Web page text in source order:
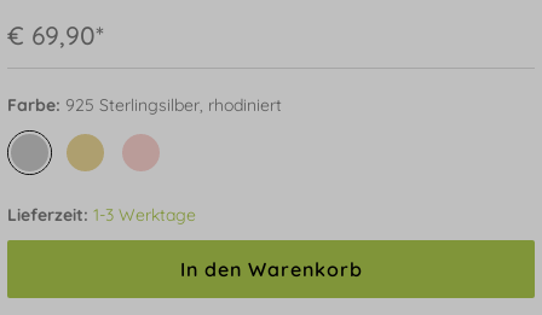
€ 69,90*
Farbe: 925 Sterlingsilber, rhodiniert
Lieferzeit: 1-3 Werktage
In den Warenkorb